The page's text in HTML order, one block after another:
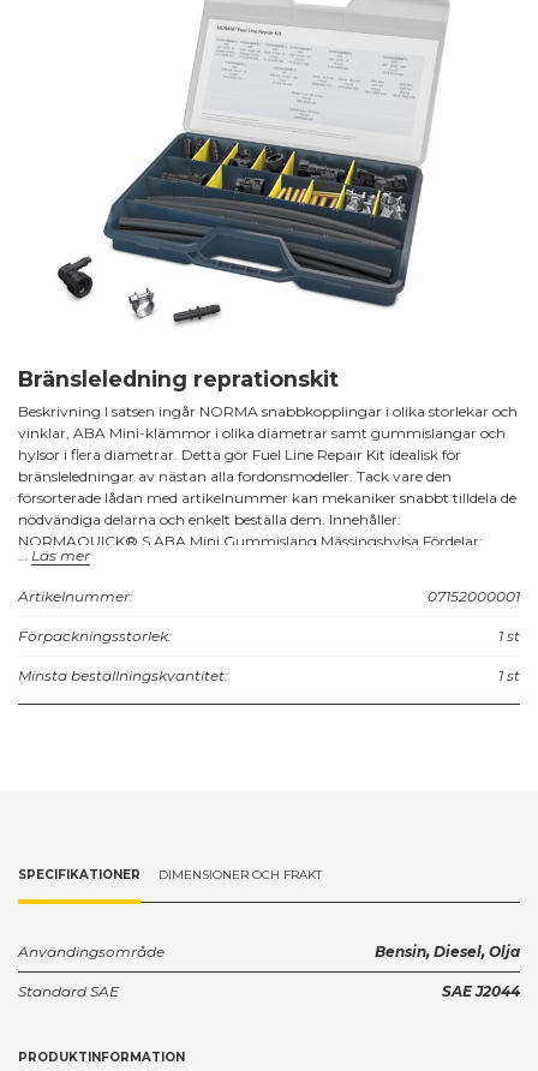
Bränsleledning reprationskit
Beskrivning I satsen ingår NORMA snabbkopplingar i olika storlekar och
vinklar, ABA Mini-klämmor i olika diametrar samt gummislangar och
hylsor i flera diametrar. Detta gör Fuel Line Repair Kit idealisk för
bränsleledningar av nästan alla fordonsmodeller. Tack vare den
försorterade lådan med artikelnummer kan mekaniker snabbt tilldela de
nödvändiga delarna och enkelt beställa dem. Innehåller:
NORMAQUICK® S ABA Mini Gummislang Mässingshylsa Fördelar:
Tillgång till OEM-kvalitetsmaterial som används regelbundet
identifiering av komponenterna i satsen
Läs mer
Artikelnummer: 07152000001
Förpackningsstorlek: 1 st
Minsta beställningskvantitet: 1 st
SPECIFIKATIONER DIMENSIONER OCH FRAKT
Användingsområde Bensin, Diesel, Olja
Standard SAE SAE J2044
PRODUKTINFORMATION